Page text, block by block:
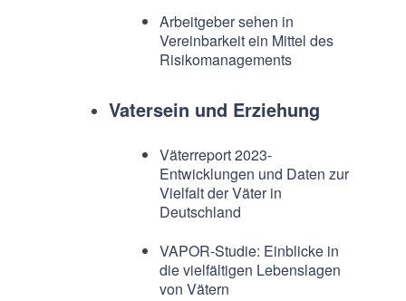
Arbeitgeber sehen in
Vereinbarkeit ein Mittel des
Risikomanagements
Vatersein und Erziehung
Väterreport 2023-
Entwicklungen und Daten zur
Vielfalt der Väter in
Deutschland
VAPOR-Studie: Einblicke in
die vielfältigen Lebenslagen
von Vätern